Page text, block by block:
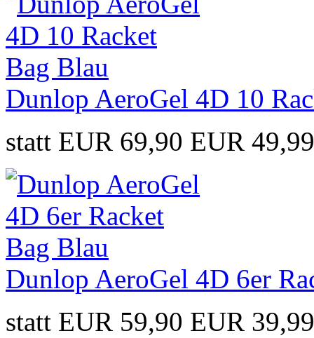
Dunlop AeroGel 4D 10
statt EUR 69,90 EUR
Dunlop AeroGel 4D 6er
statt EUR 59,90 EUR